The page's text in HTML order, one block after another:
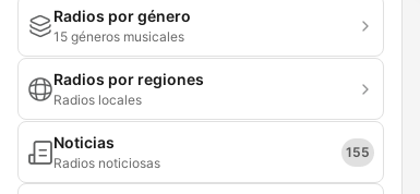
Radios por género
15 géneros musicales
Radios por regiones
Radios locales
Noticias
Radios noticiosas
155